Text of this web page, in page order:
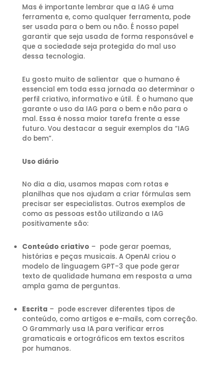
Mas é importante lembrar que a IAG é uma
ferramenta e, como qualquer ferramenta, pode
ser usada para o bem ou não. É nosso papel
garantir que seja usada de forma responsável e
que a sociedade seja protegida do mal uso
dessa tecnologia.
Eu gosto muito de salientar que ohumanoé
essencial em toda essa jornada ao determinar o
perfil criativo, informativo e útil. É o humano que
garante o uso da IAG para o bem e não para o
mal. Essa é nossa maior tarefa frente a esse
futuro. Vou destacar a seguir exemplos da “IAG
do bem”.
Uso diário
No dia a dia, usamos mapas com rotas e
planilhas que nos ajudam a criar fórmulas sem
precisar ser especialistas. Outros exemplos de
como as pessoas estão utilizando a IAG
positivamente são:
Conteúdo criativo – pode gerar poemas,
histórias e peças musicais. A OpenAI criou o
modelo de linguagem GPT-3 que pode gerar
texto de qualidade humana em resposta a uma
ampla gama de perguntas.
Escrita – pode escrever diferentes tipos de
conteúdo, como artigos e e-mails, com correção.
O Grammarly usa IA para verificar erros
gramaticais e ortográficos em textos escritos
por humanos.